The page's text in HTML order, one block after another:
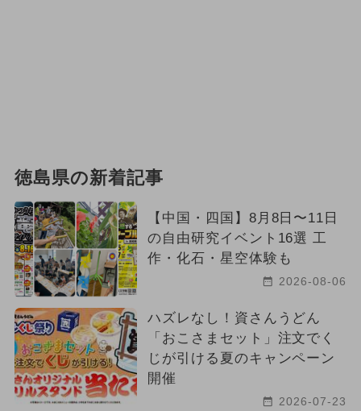
徳島県の新着記事
【中国・四国】8月8日〜11日
の自由研究イベント16選 工
作・化石・星空体験も
2026-08-06
ハズレなし！資さんうどん
「おこさまセット」注文でく
じが引ける夏のキャンペーン
開催
2026-07-23